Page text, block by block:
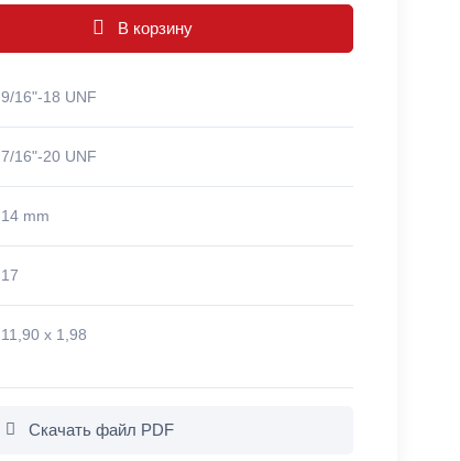
В корзину
9/16"-18 UNF
7/16"-20 UNF
14 mm
17
11,90 x 1,98
Скачать файл PDF